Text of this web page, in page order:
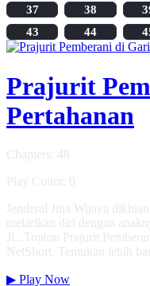
37
38
43
44
Prajurit
Pertahanan
Chapters: 48
Play Count: 0
Jenderal Jina Wijaya
melarikan diri dengan
Ji...Tonton Prajurit
NetShort. Temukan lebih
▶ Play Now